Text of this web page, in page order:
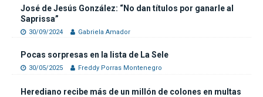
José de Jesús González: “No dan títulos por ganarle al
Saprissa”
30/09/2024 Gabriela Amador
Pocas sorpresas en la lista de La Sele
30/05/2025 Freddy Porras Montenegro
Herediano recibe más de un millón de colones en multas